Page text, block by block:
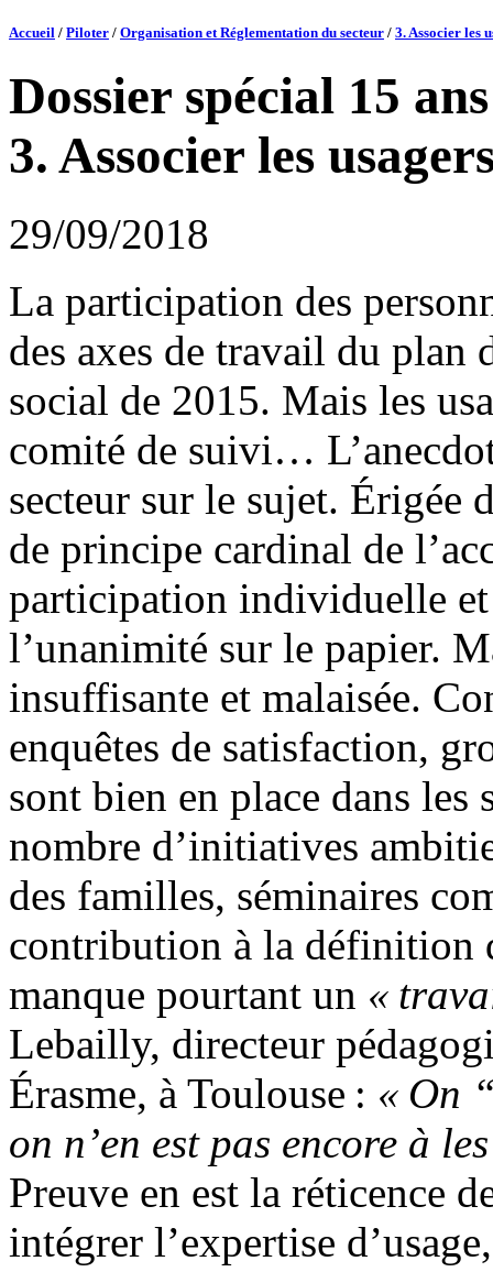
Accueil / Piloter / Organisation et Réglementation du secteur / 3. Associer les
Dossier spécial 15
3. Associer les
29/09/2018
La participation des
des axes de travail du plan
social de 2015. Mais les
comité de suivi…
secteur sur le sujet. Érigée
de principe cardinal de
participation individuelle
l’unanimité sur le papier.
insuffisante et malaisée.
enquêtes de satisfaction,
sont bien en place dans les
nombre d’initiatives
des familles, séminaires
contribution à la
manque pourtant un «
Lebailly, directeur
Érasme, à Toulouse : « On
on n’en est pas encore à
Preuve en est la réticence
intégrer l’expertise